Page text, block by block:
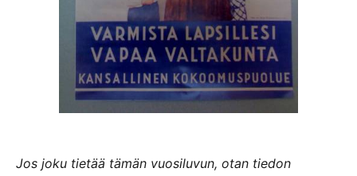
Jos joku tietää tämän vuosiluvun, otan tiedon